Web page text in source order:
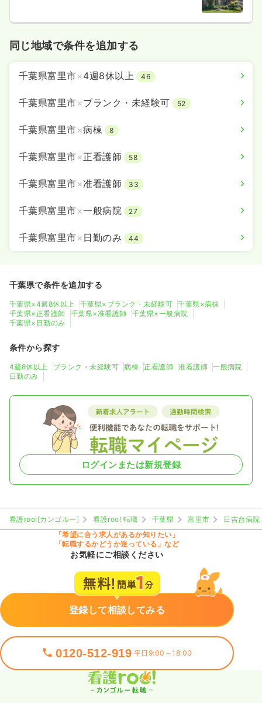
同じ地域で条件を追加する
千葉県富里市×4週8休以上 46
千葉県富里市×ブランク・未経験可 52
千葉県富里市×病棟 8
千葉県富里市×正看護師 58
千葉県富里市×准看護師 33
千葉県富里市×一般病院 27
千葉県富里市× 日勤のみ 44
千葉県で条件を追加する
千葉県×4週8休以上 千葉県×ブランク・未経験可
千葉県×病棟
千葉県×正看護師
千葉県×准看護師
千葉県×一般病院
千葉県×日勤のみ
条件から探す
4週8休以上 ブランク・未経験可 病棟 正看護師 准看護師
一般病院
日勤のみ
ログインまたは新規登録
看護roo![カンゴルー] 看護roo! 転職 千葉県 富里市
日吉台病院
「希望に合う求人があるか知りたい」
「転職するかどうか迷っている」など
お気軽にご相談ください
登録して相談してみる
0120-512-919 平日9:00～18:00